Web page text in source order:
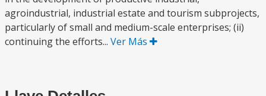
agroindustrial, industrial estate and tourism subprojects,
particularly of small and medium-scale enterprises; (ii)
continuing the efforts... Ver Más